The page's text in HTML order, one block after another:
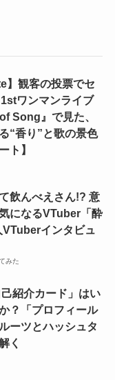
】観客の投票でセ
ワンマンライブ
Song』で見た、
“香り”と歌の景色
ト】
飲んべえさん!? 意
になるVTuber「酔
VTuberインタビュ
みた
己紹介カード」はい
？「プロフィール
ーツとハッシュタ
く